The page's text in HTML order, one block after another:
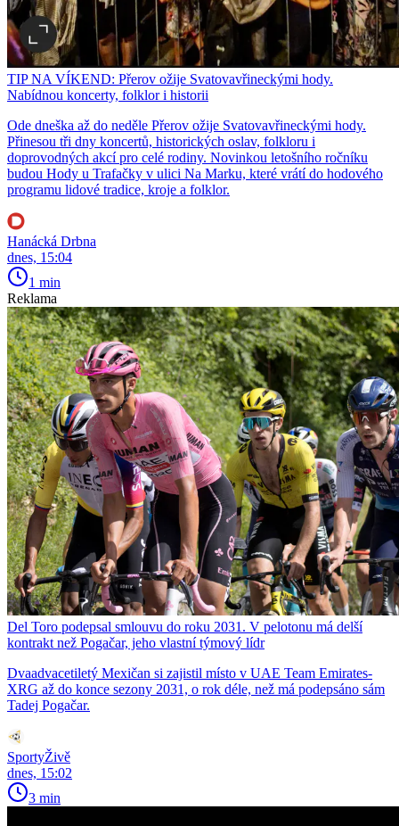
TIP NA VÍKEND: Přerov ožije Svatovavřineckými hody.
Nabídnou koncerty, folklor i historii
Ode dneška až do neděle Přerov ožije Svatovavřineckými hody.
Přinesou tři dny koncertů, historických oslav, folkloru i
doprovodných akcí pro celé rodiny. Novinkou letošního ročníku
budou Hody u Trafačky v ulici Na Marku, které vrátí do hodového
programu lidové tradice, kroje a folklor.
Hanácká Drbna
dnes, 15:04
1 min
Reklama
Del Toro podepsal smlouvu do roku 2031. V pelotonu má delší
kontrakt než Pogačar, jeho vlastní týmový lídr
Dvaadvacetiletý Mexičan si zajistil místo v UAE Team Emirates-
XRG až do konce sezony 2031, o rok déle, než má podepsáno sám
Tadej Pogačar.
SportyŽivě
dnes, 15:02
3 min